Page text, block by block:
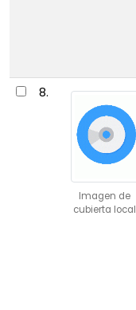
8.
Imagen de
cubierta local